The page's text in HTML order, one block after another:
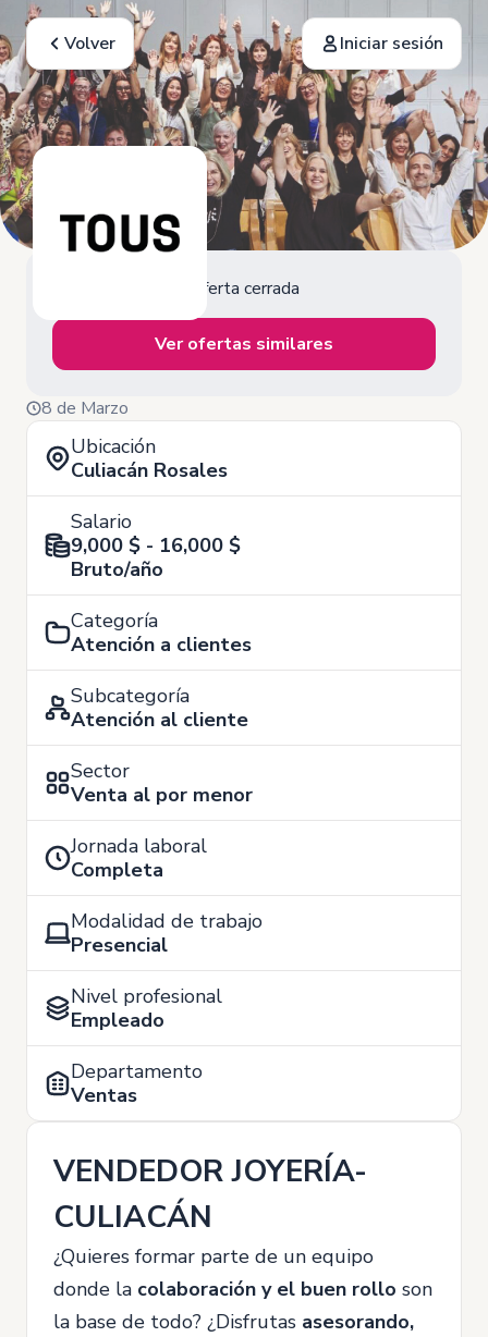
Volver Iniciar sesión
Oferta cerrada
Ver ofertas similares
8 de Marzo
Ubicación
Culiacán Rosales
Salario
9,000 $ - 16,000 $
Bruto/año
Categoría
Atención a clientes
Subcategoría
Atención al cliente
Sector
Venta al por menor
Jornada laboral
Completa
Modalidad de trabajo
Presencial
Nivel profesional
Empleado
Departamento
Ventas
VENDEDOR JOYERÍA-
CULIACÁN
¿Quieres formar parte de un equipo
donde la colaboración y el buen rollo son
la base de todo? ¿Disfrutas asesorando,